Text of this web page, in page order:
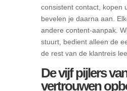
consistent contact, kopen
bevelen je daarna aan.
andere content-aanpak.
stuurt, bedient alleen de
de rest van de klantreis
De vijf pijlers
vertrouwen